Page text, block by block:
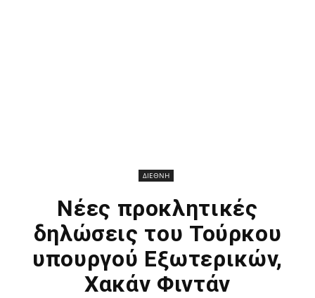
ΔΙΕΘΝΗ
Νέες προκλητικές
δηλώσεις του Τούρκου
υπουργού Εξωτερικών,
Χακάν Φιντάν